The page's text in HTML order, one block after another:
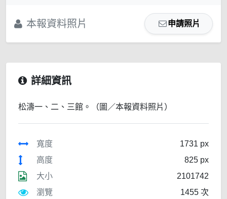
本報資料照片 申請照片
詳細資訊
松濤一、二、三館。（圖／本報資料照片）
寬度
1731 px
高度
825 px
大小
2101742
瀏覽
1455 次